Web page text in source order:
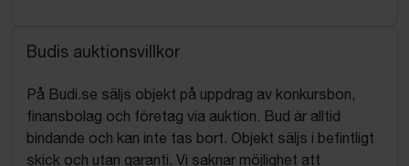
Budis auktionsvillkor
På Budi.se säljs objekt på uppdrag av konkursbon,
finansbolag och företag via auktion. Bud är alltid
bindande och kan inte tas bort. Objekt säljs i befintligt
skick och utan garanti. Vi saknar möjlighet att